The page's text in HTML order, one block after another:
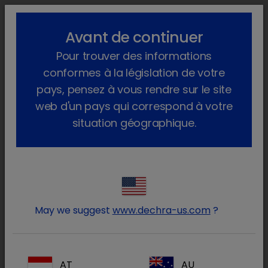
lock_outline search menu
Produits Pharma
Chien Sans Ordonnance Arthroquin
lockConnectez-vous à votre
Avant de continuer
Pour trouver des informations
conformes à la législation de votre
pays, pensez à vous rendre sur le site
web d'un pays qui correspond à votre
situation géographique.
May we suggest www.dechra-us.com ?
AT AU